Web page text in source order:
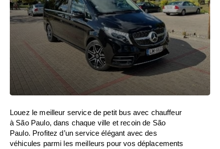
Louez le meilleur service de petit bus avec chauffeur
à São Paulo, dans chaque ville et recoin de São
Paulo. Profitez d’un service élégant avec des
véhicules parmi les meilleurs pour vos déplacements